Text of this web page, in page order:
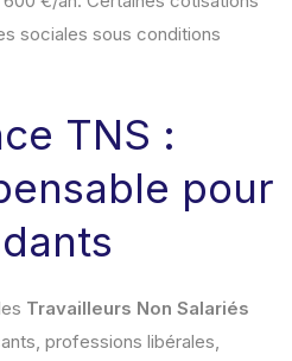
sociales sous conditions
TNS :
pour
Travailleurs Non Salariés
professions libérales,